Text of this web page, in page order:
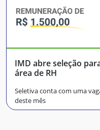
IMD abre seleção
área de RH
Seletiva conta com uma
deste mês